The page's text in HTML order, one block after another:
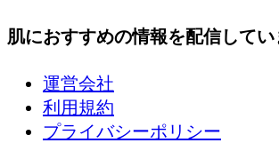
肌におすすめの情報を配信してい
運営会社
利用規約
プライバシーポリシー